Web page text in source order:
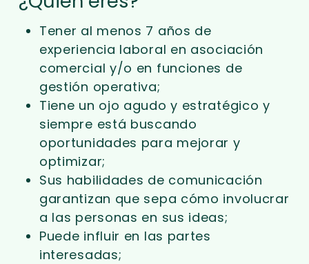
Tener al menos 7 años de
experiencia laboral en asociación
comercial y/o en funciones de
gestión operativa;
Tiene un ojo agudo y estratégico y
siempre está buscando
oportunidades para mejorar y
optimizar;
Sus habilidades de comunicación
garantizan que sepa cómo involucrar
a las personas en sus ideas;
Puede influir en las partes
interesadas;